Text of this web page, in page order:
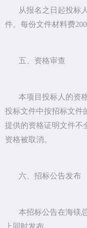
从报名之日起投标
件。每份文件材料费
五、资格审查
本项目投标人的资
投标文件中按招标文件
提供的资格证明文件不
资格被取消。
六、招标公告发布
本招标公告在海镁